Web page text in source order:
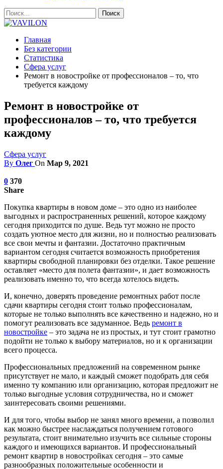
Главная
Без категории
Статистика
Сфера услуг
Ремонт в новостройке от профессионалов – то, что
требуется каждому
Ремонт в новостройке от
профессионалов – то, что требуется
каждому
Сфера услуг
By Олег On Мар 9, 2021
0 370
Share
Покупка квартиры в новом доме – это одно из наиболее
выгодных и распространенных решений, которое каждому
сегодня приходится по душе. Ведь тут можно не просто
создать уютное место для жизни, но и полностью реализовать
все свои мечты и фантазии. Достаточно практичным
вариантом сегодня считается возможность приобретения
квартиры свободной планировки без отделки. Такое решение
оставляет «место для полета фантазии», и дает возможность
реализовать именно то, что всегда хотелось видеть.
И, конечно, доверять проведение ремонтных работ после
сдачи квартиры сегодня стоит только профессионалам,
которые не только выполнять все качественно и надежно, но и
помогут реализовать все задуманное. Ведь ремонт в
новостройке – это задача не из простых, и тут стоит грамотно
подойти не только к выбору материалов, но и к организации
всего процесса.
Профессиональных предложений на современном рынке
присутствует не мало, и каждый сможет подобрать для себя
именно ту компанию или организацию, которая предложит не
только выгодные условия сотрудничества, но и сможет
заинтересовать своими решениями.
И для того, чтобы выбор не занял много времени, а позволил
как можно быстрее наслаждаться получением готового
результата, стоит внимательно изучить все сильные стороны
каждого и имеющихся вариантов. И профессиональный
ремонт квартир в новостройках сегодня – это самые
разнообразных положительные особенности и